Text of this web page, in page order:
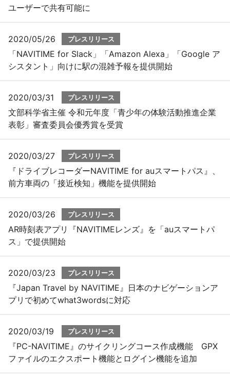
ユーザーで共有可能に
2020/05/26 プレスリリース
「NAVITIME for Slack」「Amazon Alexa」「Google ア
シスタント」向けに駅の混雑予報を提供開始
2020/03/31 プレスリリース
文部科学省主催 令和元年度「青少年の体験活動推進企業
表彰」審査委員会優秀賞を受賞
2020/03/27 プレスリリース
『ドライブレコーダーNAVITIME for auスマートパス』、
前方車両の「接近検知」機能を提供開始
2020/03/26 プレスリリース
AR時刻表アプリ『NAVITIMEレンズ』を「auスマートパ
ス」で提供開始
2020/03/23 プレスリリース
『Japan Travel by NAVITIME』日本のナビゲーションア
プリで初めてwhat3wordsに対応
2020/03/19 プレスリリース
『PC-NAVITIME』のサイクリングコース作成機能 GPX
ファイルのエクスポート機能とログイン機能を追加